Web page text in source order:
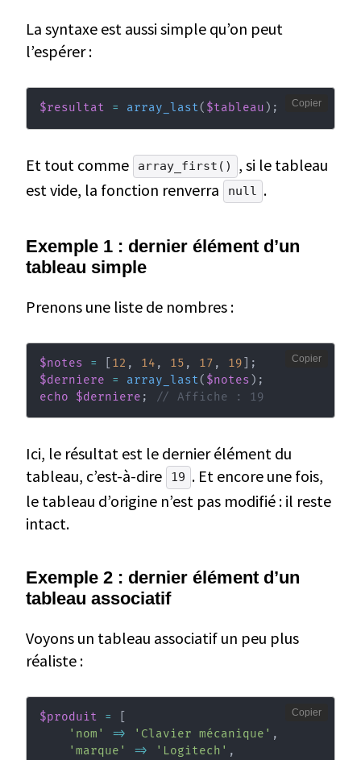
La syntaxe est aussi simple qu’on peut
l’espérer :
$resultat = array_last( $tableau ) ; Copier
Et tout comme array_first()
, si le tableau
est vide, la fonction renverra
null .
Exemple 1 : dernier élément d’un
tableau simple
Prenons une liste de nombres :
$notes = 12 , 14 , 15 , 17 , 19
;
$derniere
= array_last( $notes ) ;
echo
$derniere ; // Affiche : 19
Copier
Ici, le résultat est le dernier élément du
tableau, c’est-à-dire
19 . Et encore une fois,
le tableau d’origine n’est pas modifié : il reste
intact.
Exemple 2 : dernier élément d’un
tableau associatif
Voyons un tableau associatif un peu plus
réaliste :
$produit =
'nom'
=> 'Clavier mécanique' ,
'marque'
=> 'Logitech' ,
Copier